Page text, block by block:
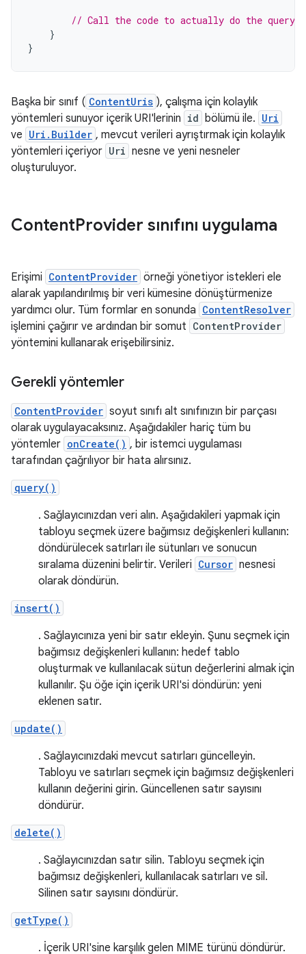
// Call the code to actually do the query
}
}
Başka bir sınıf ( ContentUris ), çalışma için kolaylık
yöntemleri sunuyor içerik URI'lerinin id bölümü ile. Uri
ve Uri.Builder , mevcut verileri ayrıştırmak için kolaylık
yöntemleri içeriyor Uri nesne ve yeni nesneler
oluşturuluyor.
ContentProvider sınıfını uygulama
Erişimi ContentProvider örneği yönetiyor istekleri ele
alarak yapılandırılmış bir veri kümesine dönüştürmenize
yardımcı olur. Tüm formlar en sonunda ContentResolver
işlemini çağırır ve ardından bir somut ContentProvider
yöntemini kullanarak erişebilirsiniz.
Gerekli yöntemler
ContentProvider soyut sınıfı alt sınıfınızın bir parçası
olarak uygulayacaksınız. Aşağıdakiler hariç tüm bu
yöntemler onCreate() , bir istemci uygulaması
tarafından çağrılıyor bir hata alırsınız.
query()
. Sağlayıcınızdan veri alın. Aşağıdakileri yapmak için
tabloyu seçmek üzere bağımsız değişkenleri kullanın:
döndürülecek satırları ile sütunları ve sonucun
sıralama düzenini belirtir. Verileri Cursor nesnesi
olarak döndürün.
insert()
. Sağlayıcınıza yeni bir satır ekleyin. Şunu seçmek için
bağımsız değişkenleri kullanın: hedef tablo
oluşturmak ve kullanılacak sütun değerlerini almak için
kullanılır. Şu öğe için içerik URI'si döndürün: yeni
eklenen satır.
update()
. Sağlayıcınızdaki mevcut satırları güncelleyin.
Tabloyu ve satırları seçmek için bağımsız değişkenleri
kullanın değerini girin. Güncellenen satır sayısını
döndürür.
delete()
. Sağlayıcınızdan satır silin. Tabloyu seçmek için
bağımsız değişkenleri, kullanılacak satırları ve sil.
Silinen satır sayısını döndürür.
getType()
. İçerik URI'sine karşılık gelen MIME türünü döndürür.